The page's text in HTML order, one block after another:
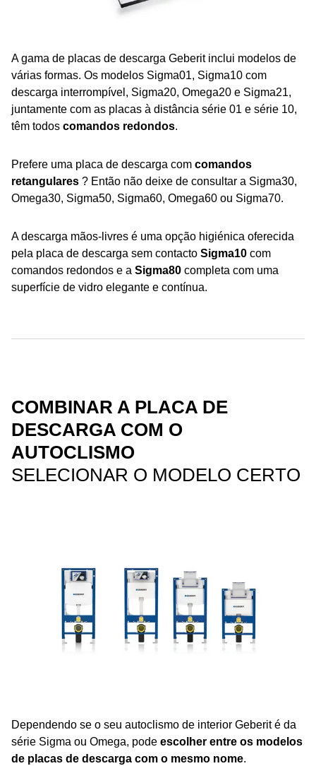
A gama de placas de descarga Geberit inclui modelos de
várias formas. Os modelos Sigma01, Sigma10 com
descarga interrompível, Sigma20, Omega20 e Sigma21,
juntamente com as placas à distância série 01 e série 10,
têm todos comandos redondos.
Prefere uma placa de descarga com comandos
retangulares ? Então não deixe de consultar a Sigma30,
Omega30, Sigma50, Sigma60, Omega60 ou Sigma70.
A descarga mãos-livres é uma opção higiénica oferecida
pela placa de descarga sem contacto Sigma10 com
comandos redondos e a Sigma80 completa com uma
superfície de vidro elegante e contínua.
COMBINAR A PLACA DE
DESCARGA COM O
AUTOCLISMO
SELECIONAR O MODELO CERTO
Dependendo se o seu autoclismo de interior Geberit é da
série Sigma ou Omega, pode escolher entre os modelos
de placas de descarga com o mesmo nome.